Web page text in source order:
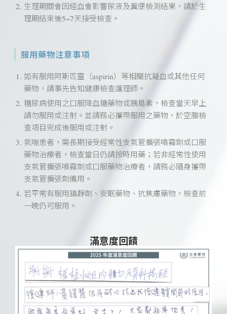
生理期間會因經血會影響尿液及糞便檢測結果，請於生
理期結束後5~7天接受檢查。
服用藥物注意事項
如有服用阿斯匹靈（aspirin）等相關抗凝血或其他任何
藥物，請事先告知健康檢查護理師。
糖尿病使用之口服降血糖藥物或胰島素，檢查當天早上
請勿服用或注射。並請務必攜帶服用之藥物，於空腹檢
查項目完成後服用或注射。
氣喘患者，需長期接受經常性支氣管擴張噴霧劑或口服
藥物治療者，檢查當日仍請按時用藥；若非經常性使用
支氣管擴張噴霧劑或口服藥物治療者，請務必隨身攜帶
支氣管擴張劑備用。
若平常有服用鎮靜劑、安眠藥物、抗焦慮藥物，檢查前
一晚仍可服用。
滿意度回饋